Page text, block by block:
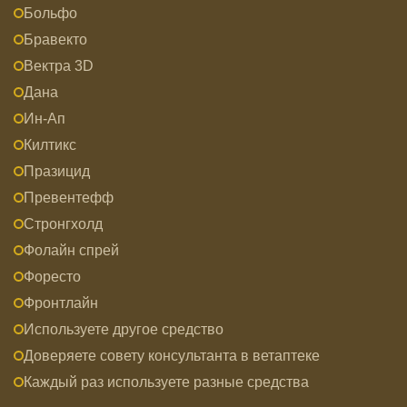
Больфо
Бравекто
Вектра 3D
Дана
Ин-Ап
Килтикс
Празицид
Превентефф
Стронгхолд
Фолайн спрей
Форесто
Фронтлайн
Используете другое средство
Доверяете совету консультанта в ветаптеке
Каждый раз используете разные средства